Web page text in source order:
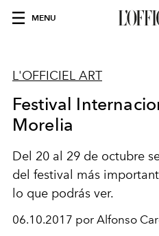
MENU
L'OFFICIEL ART
Festival
Morelia
Del 20 al 29 de octubre
del festival más
lo que podrás ver.
06.10.2017 por Alfonso